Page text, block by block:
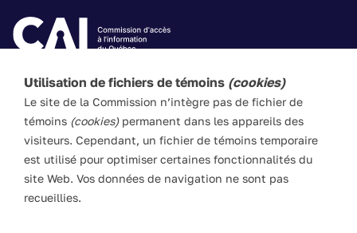
Utilisation de fichiers de témoins (cookies)
Le site de la Commission n’intègre pas de fichier de
témoins (cookies)permanent dans les appareils des
visiteurs. Cependant, un fichier de témoins temporaire
est utilisé pour optimiser certaines fonctionnalités du
site Web. Vos données de navigation ne sont pas
recueillies.
Les textes de ce site Web visent à vulgariser les lois
applicables. Ils n’ont pas force de loi. En cas de divergence
entre l’information du site et les textes législatifs, ces
derniers prévalent en toute circonstance.